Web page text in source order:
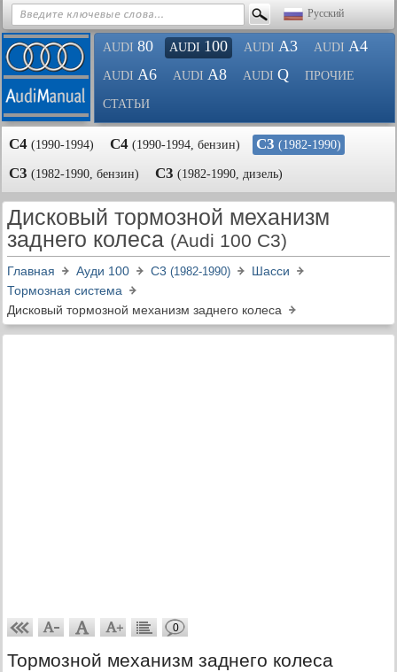
Русский
AUDI 80 AUDI 100 AUDI A3 AUDI A4
AUDI A6 AUDI A8 AUDI Q ПРОЧИЕ
СТАТЬИ
С4 (1990-1994) С4 (1990-1994, бензин) С3 (1982-1990)
С3 (1982-1990, бензин) С3 (1982-1990, дизель)
Дисковый тормозной механизм
заднего колеса (Audi 100 C3)
Главная Ауди 100 С3 (1982-1990)
Шасси
Тормозная система
Дисковый тормозной механизм заднего колеса
0
Тормозной механизм заднего колеса